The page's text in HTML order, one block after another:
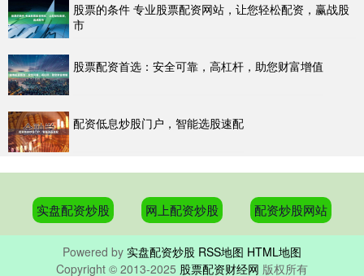
股票的条件 专业股票配资网站，让您轻松配资，赢战股
市
股票配资首选：安全可靠，高杠杆，助您财富增值
配资低息炒股门户，智能选股速配
实盘配资炒股 网上配资炒股 配资炒股网站
Powered by 实盘配资炒股 RSS地图 HTML地图
Copyright © 2013-2025 股票配资财经网 版权所有